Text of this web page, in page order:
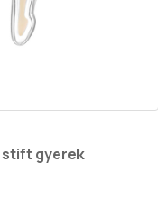
stift gyerek